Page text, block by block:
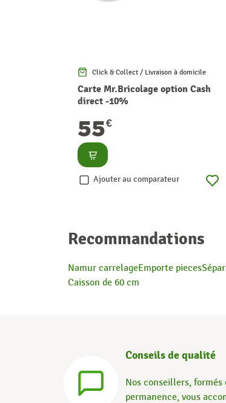
Click & Collect / Livraison à domicile
Carte Mr.Bricolage option Cash
direct -10%
55€
Consulter
Ajouter au comparateur
Recommandations
Namur carrelageEmporte pieces
Caisson de 60 cm
Conseils de qualité
Nos conseillers, formés
permanence, vous